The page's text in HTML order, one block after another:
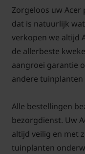
worden; dus ook
wel op dat de
voldoende extra
dan nog niet
vocht uit de grond
palmatum 'Garnet'
omkijken.
vochtig genoeg.
rust, waardoor hij
nodig heeft.
Zorgeloos uw
dat is natuurlijk
verkopen we altijd
de allerbeste
aangroei garantie
andere tuinplanten
Alle bestellingen
bezorgdienst. Uw
altijd veilig en met
tuinplanten